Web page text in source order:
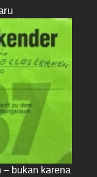
– bukan karena